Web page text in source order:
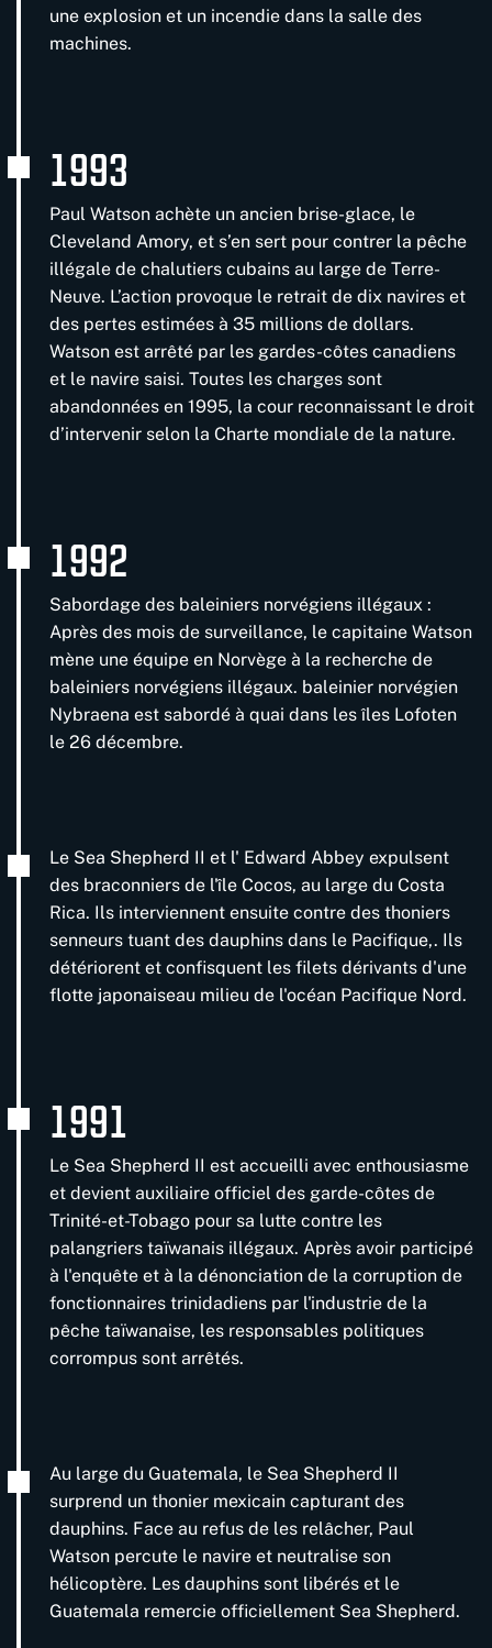
une explosion et un incendie dans la salle des
machines.
1993
Paul Watson achète un ancien brise-glace, le
Cleveland Amory, et s’en sert pour contrer la pêche
illégale de chalutiers cubains au large de Terre-
Neuve. L’action provoque le retrait de dix navires et
des pertes estimées à 35 millions de dollars.
Watson est arrêté par les gardes-côtes canadiens
et le navire saisi. Toutes les charges sont
abandonnées en 1995, la cour reconnaissant le droit
d’intervenir selon la Charte mondiale de la nature.
1992
Sabordage des baleiniers norvégiens illégaux :
Après des mois de surveillance, le capitaine Watson
mène une équipe en Norvège à la recherche de
baleiniers norvégiens illégaux. baleinier norvégien
Nybraena est sabordé à quai dans les îles Lofoten
le 26 décembre.
Le Sea Shepherd II et l' Edward Abbey expulsent
des braconniers de l'île Cocos, au large du Costa
Rica. Ils interviennent ensuite contre des thoniers
senneurs tuant des dauphins dans le Pacifique,. Ils
détériorent et confisquent les filets dérivants d'une
flotte japonaiseau milieu de l'océan Pacifique Nord.
1991
Le Sea Shepherd II est accueilli avec enthousiasme
et devient auxiliaire officiel des garde-côtes de
Trinité-et-Tobago pour sa lutte contre les
palangriers taïwanais illégaux. Après avoir participé
à l'enquête et à la dénonciation de la corruption de
fonctionnaires trinidadiens par l'industrie de la
pêche taïwanaise, les responsables politiques
corrompus sont arrêtés.
Au large du Guatemala, le Sea Shepherd II
surprend un thonier mexicain capturant des
dauphins. Face au refus de les relâcher, Paul
Watson percute le navire et neutralise son
hélicoptère. Les dauphins sont libérés et le
Guatemala remercie officiellement Sea Shepherd.